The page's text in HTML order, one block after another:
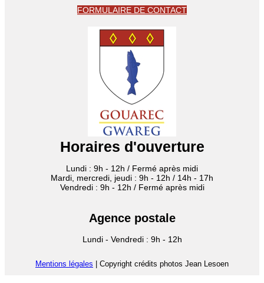
FORMULAIRE DE CONTACT
Horaires d'ouverture
Lundi : 9h - 12h / Fermé après midi
Mardi, mercredi, jeudi : 9h - 12h / 14h - 17h
Vendredi : 9h - 12h / Fermé après midi
Agence postale
Lundi - Vendredi : 9h - 12h
Mentions légales | Copyright crédits photos Jean Lesoen